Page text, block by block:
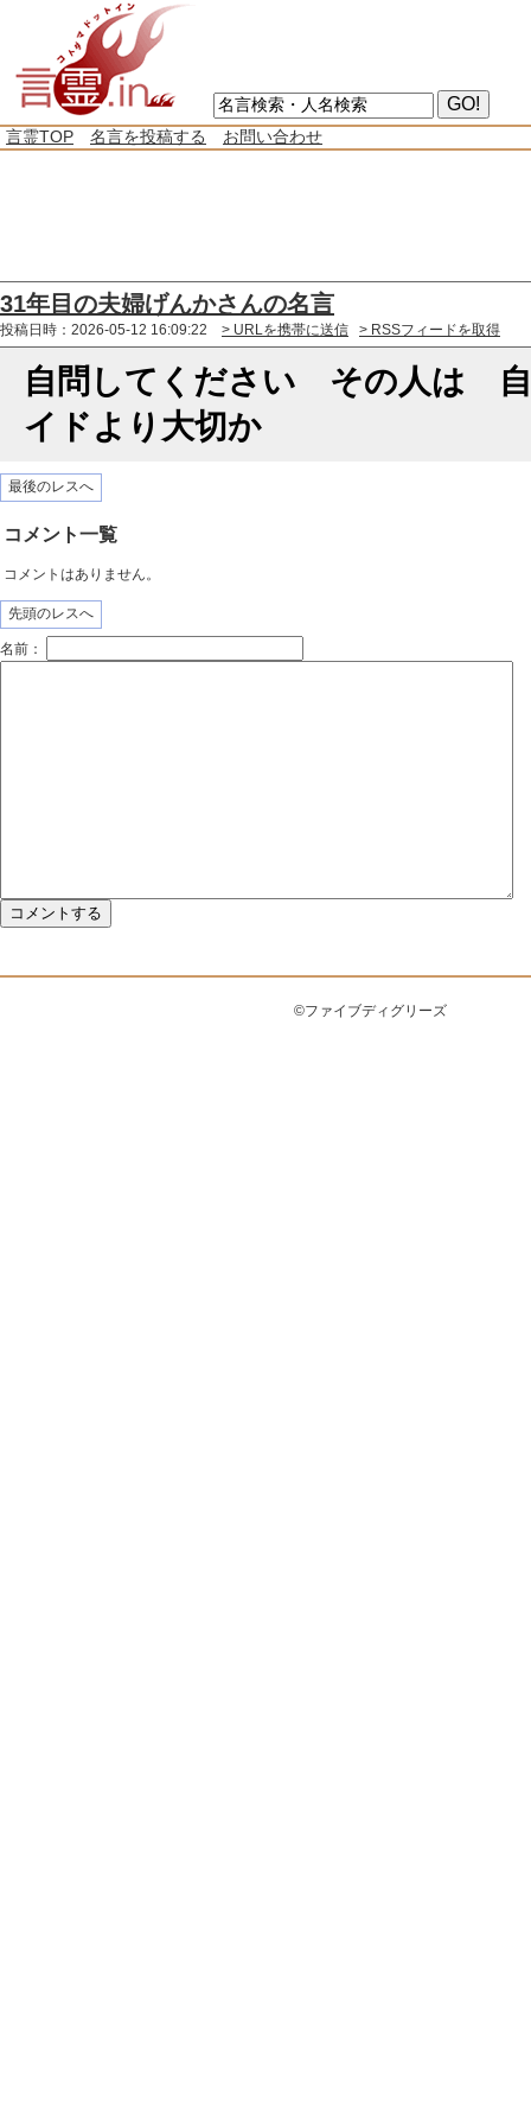
言霊TOP 名言を投稿する お問い合わせ
31年目の夫婦げんかさんの名言
投稿日時：2026-05-12 16:09:22 > URLを携帯に送信 > RSSフィードを取得
自問してください その人は
イドより大切か
最後のレスへ
コメント一覧
コメントはありません。
先頭のレスへ
名前：
©ファイブディグリーズ